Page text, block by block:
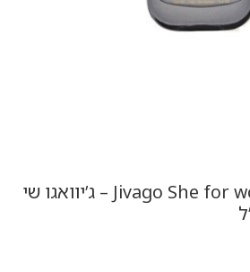
Jivago She for women e.d.p 100 ml – ג’יוואגו שי